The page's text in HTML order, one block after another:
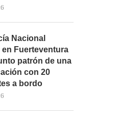
Nacional
en Fuerteventura
patrón de una
con 20
a bordo